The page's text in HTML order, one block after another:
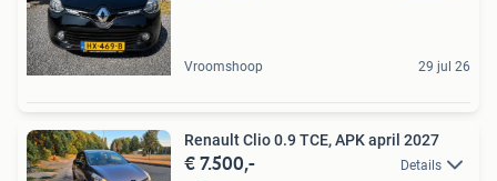
Vroomshoop 29 jul 26
Renault Clio 0.9 TCE, APK april 2027
€ 7.500,- Details